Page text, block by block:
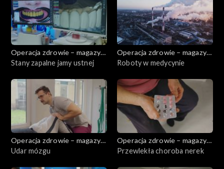
Operacja zdrowie – magazyn
medyczny
Stany zapalne jamy ustnej
Operacja zdrowie – magazyn
medyczny
Roboty w medycynie
Operacja zdrowie – magazyn
medyczny
Udar mózgu
Operacja zdrowie – magazyn
medyczny
Przewlekła choroba nerek